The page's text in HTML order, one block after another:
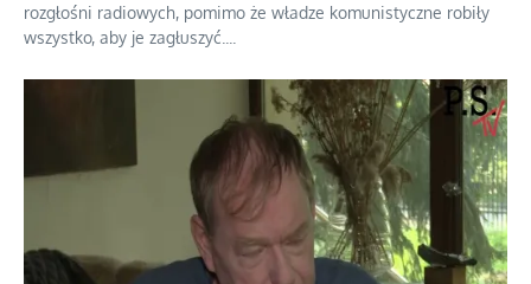
rozgłośni radiowych, pomimo że władze komunistyczne robiły
wszystko, aby je zagłuszyć.